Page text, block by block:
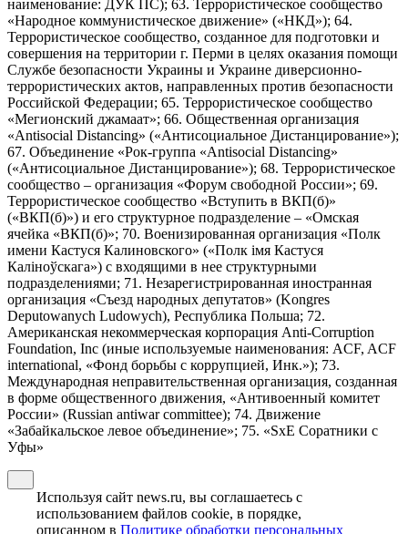
наименование: ДУК ПС); 63. Террористическое сообщество
«Народное коммунистическое движение» («НКД»); 64.
Террористическое сообщество, созданное для подготовки и
совершения на территории г. Перми в целях оказания помощи
Службе безопасности Украины и Украине диверсионно-
террористических актов, направленных против безопасности
Российской Федерации; 65. Террористическое сообщество
«Мегионский джамаат»; 66. Общественная организация
«Antisocial Distancing» («Антисоциальное Дистанцирование»);
67. Объединение «Рок-группа «Antisocial Distancing»
(«Антисоциальное Дистанцирование»); 68. Террористическое
сообщество – организация «Форум свободной России»; 69.
Террористическое сообщество «Вступить в ВКП(б)»
(«ВКП(б)») и его структурное подразделение – «Омская
ячейка «ВКП(б)»; 70. Военизированная организация «Полк
имени Кастуся Калиновского» («Полк iмя Кастуся
Калiноўскага») с входящими в нее структурными
подразделениями; 71. Незарегистрированная иностранная
организация «Съезд народных депутатов» (Kongres
Deputowanych Ludowych), Республика Польша; 72.
Американская некоммерческая корпорация Anti-Corruption
Foundation, Inc (иные используемые наименования: ACF, ACF
international, «Фонд борьбы с коррупцией, Инк.»); 73.
Международная неправительственная организация, созданная
в форме общественного движения, «Антивоенный комитет
России» (Russian antiwar committee); 74. Движение
«Забайкальское левое объединение»; 75. «SxE Соратники с
Уфы»
Используя сайт news.ru, вы соглашаетесь с
использованием файлов cookie, в порядке,
описанном в Политике обработки персональных